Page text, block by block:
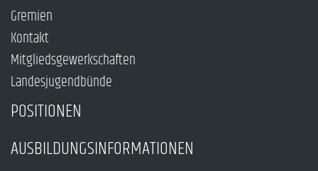
Gremien
Kontakt
Mitgliedsgewerkschaften
Landesjugendbünde
POSITIONEN
AUSBILDUNGSINFORMATIONEN